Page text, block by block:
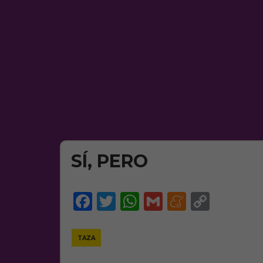
SÍ, PERO
Facebook
Twitter
WhatsApp
Gmail
TAZA